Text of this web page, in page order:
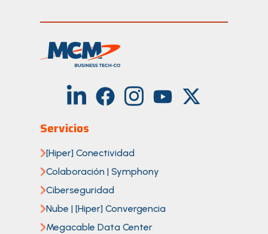
Servicios
[Hiper] Conectividad
Colaboración | Symphony
Ciberseguridad
Nube | [Hiper] Convergencia
Megacable Data Center